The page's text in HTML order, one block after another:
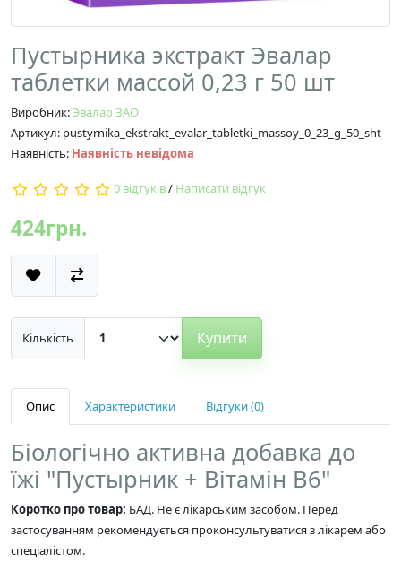
Пустырника экстракт Эвалар
таблетки массой 0,23 г 50 шт
Виробник:Эвалар ЗАО
Артикул: pustyrnika_ekstrakt_evalar_tabletki_massoy_0_23_g_50_sht
Наявність: Наявність невідома
0 відгуків/ Написати відгук
424грн.
Кількість Купити
Опис Характеристики Відгуки (0)
Біологічно активна добавка до
їжі "Пустырник + Вітамін В6"
Коротко про товар: БАД. Не є лікарським засобом. Перед
застосуванням рекомендується проконсультуватися з лікарем або
спеціалістом.